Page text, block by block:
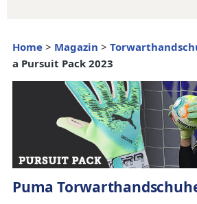
Home > Magazin >
a Pursuit Pack 2023
Puma